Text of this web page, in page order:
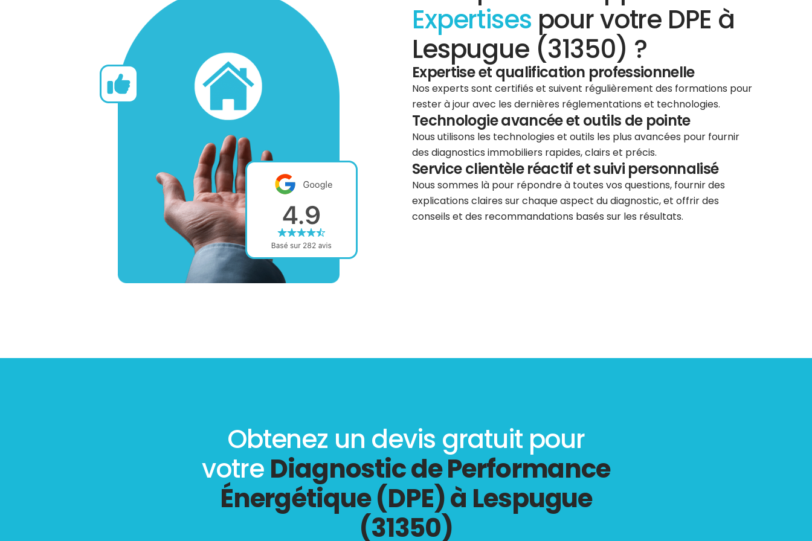
Expertises pour votre DPE à
Lespugue (31350) ?
Expertise et qualification professionnelle
Nos experts sont certifiés et suivent régulièrement des formations pour
rester à jour avec les dernières réglementations et technologies.
Technologie avancée et outils de pointe
Nous utilisons les technologies et outils les plus avancées pour fournir
des diagnostics immobiliers rapides, clairs et précis.
Service clientèle réactif et suivi personnalisé
Nous sommes là pour répondre à toutes vos questions, fournir des
explications claires sur chaque aspect du diagnostic, et offrir des
conseils et des recommandations basés sur les résultats.
Obtenez un devis gratuit pour
votre Diagnostic de Performance
Énergétique (DPE) à Lespugue
(31350)